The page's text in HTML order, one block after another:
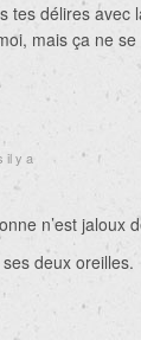
tes délires avec
mais ça ne
il y a
n’est jaloux
deux oreilles.